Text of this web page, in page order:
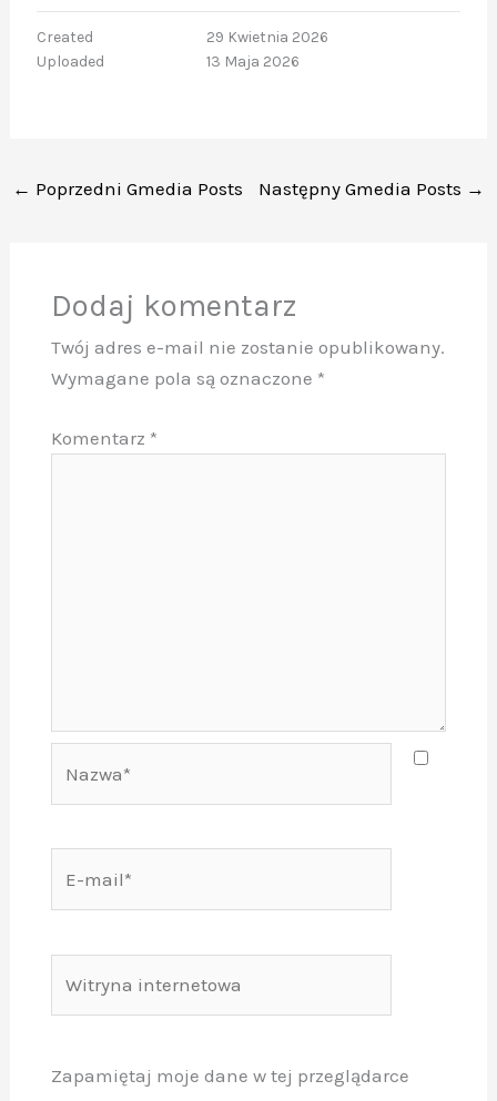
Created
29 Kwietnia 2026
Uploaded
13 Maja 2026
← Poprzedni Gmedia Posts Następny Gmedia Posts →
Dodaj komentarz
Twój adres e-mail nie zostanie opublikowany.
Wymagane pola są oznaczone *
Komentarz *
internetowa
Zapamiętaj moje dane w tej przeglądarce